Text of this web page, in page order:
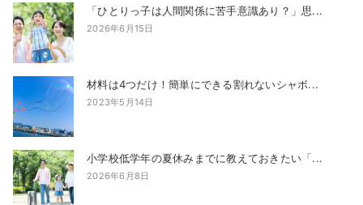
「ひとりっ子は人間関係に苦手意識あり？」思...
2026年6月15日
材料は4つだけ！簡単にできる割れないシャボ...
2023年5月14日
小学校低学年の夏休みまでに教えておきたい「...
2026年6月8日